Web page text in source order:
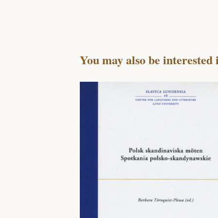
You may also be interested